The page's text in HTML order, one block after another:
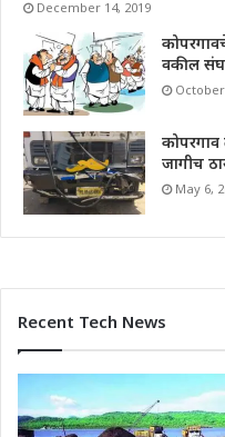
December 14, 2019
वकील
October
जागीच
May 6,
Recent Tech News